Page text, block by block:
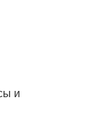
и